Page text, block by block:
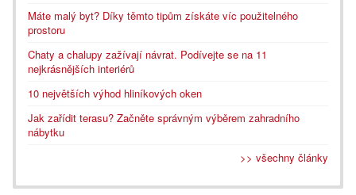
Máte malý byt? Díky těmto tipům získáte víc použitelného
prostoru
Chaty a chalupy zažívají návrat. Podívejte se na 11
nejkrásnějších interiérů
10 největších výhod hliníkových oken
Jak zařídit terasu? Začněte správným výběrem zahradního
nábytku
>> všechny články